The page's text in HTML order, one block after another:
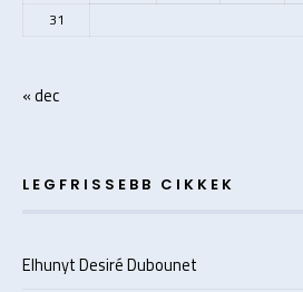
31
« dec
LEGFRISSEBB CIKKEK
Elhunyt Desiré Dubounet